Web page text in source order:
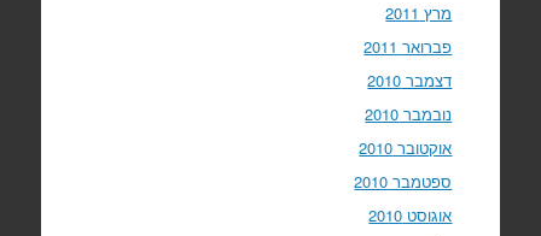
מרץ 2011
פברואר 2011
דצמבר 2010
נובמבר 2010
אוקטובר 2010
ספטמבר 2010
אוגוסט 2010